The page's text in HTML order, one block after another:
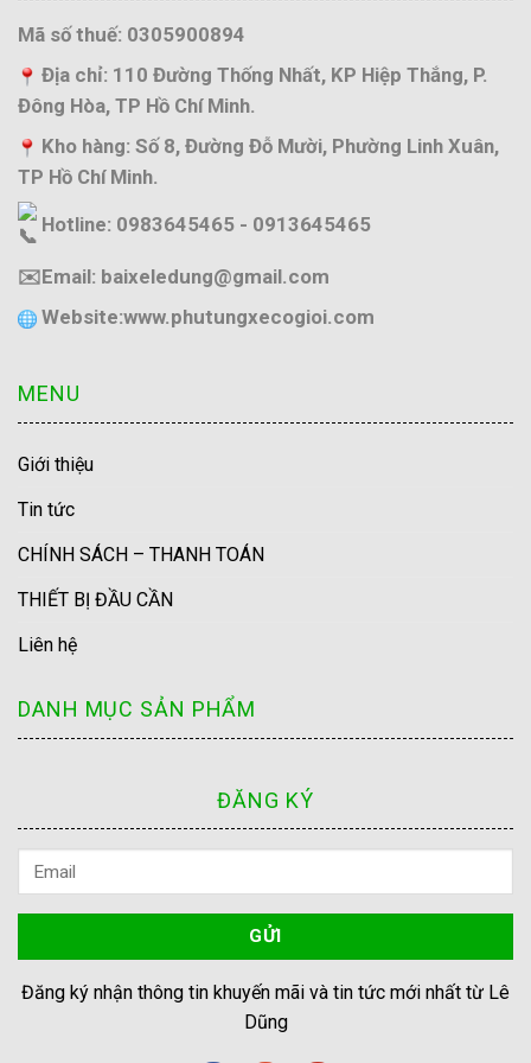
Mã số thuế: 0305900894
Địa chỉ: 110 Đường Thống Nhất, KP Hiệp Thắng, P.
Đông Hòa, TP Hồ Chí Minh.
Kho hàng: Số 8, Đường Đỗ Mười, Phường Linh Xuân,
TP Hồ Chí Minh.
Hotline: 0983645465 - 0913645465
✉️Email: baixeledung@gmail.com
Website:www.phutungxecogioi.com
MENU
Giới thiệu
Tin tức
CHÍNH SÁCH – THANH TOÁN
THIẾT BỊ ĐẦU CẦN
Liên hệ
DANH MỤC SẢN PHẨM
ĐĂNG KÝ
Đăng ký nhận thông tin khuyến mãi và tin tức mới nhất từ Lê
Dũng